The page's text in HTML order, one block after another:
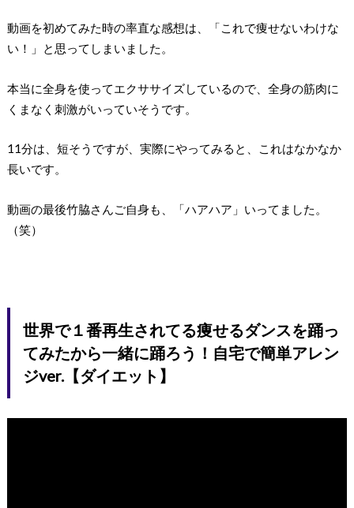
動画を初めてみた時の率直な感想は、「これで痩せないわけな
い！」と思ってしまいました。
本当に全身を使ってエクササイズしているので、全身の筋肉に
くまなく刺激がいっていそうです。
11分は、短そうですが、実際にやってみると、これはなかなか
長いです。
動画の最後竹脇さんご自身も、「ハアハア」いってました。
（笑）
世界で１番再生されてる痩せるダンスを踊っ
てみたから一緒に踊ろう！自宅で簡単アレン
ジver.【ダイエット】